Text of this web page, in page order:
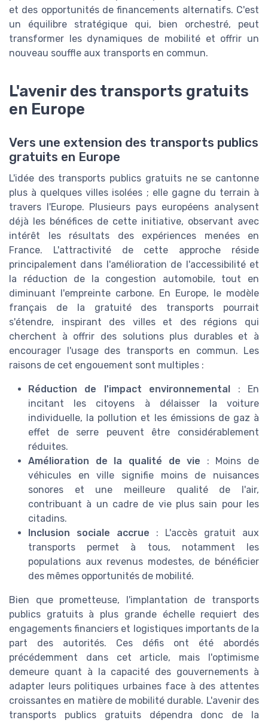
et des opportunités de financements alternatifs. C'est
un équilibre stratégique qui, bien orchestré, peut
transformer les dynamiques de mobilité et offrir un
nouveau souffle aux transports en commun.
L'avenir des transports gratuits
en Europe
Vers une extension des transports publics
gratuits en Europe
L'idée des transports publics gratuits ne se cantonne
plus à quelques villes isolées ; elle gagne du terrain à
travers l'Europe. Plusieurs pays européens analysent
déjà les bénéfices de cette initiative, observant avec
intérêt les résultats des expériences menées en
France. L'attractivité de cette approche réside
principalement dans l'amélioration de l'accessibilité et
la réduction de la congestion automobile, tout en
diminuant l'empreinte carbone. En Europe, le modèle
français de la gratuité des transports pourrait
s'étendre, inspirant des villes et des régions qui
cherchent à offrir des solutions plus durables et à
encourager l'usage des transports en commun. Les
raisons de cet engouement sont multiples :
Réduction de l'impact environnemental
: En
incitant les citoyens à délaisser la voiture
individuelle, la pollution et les émissions de gaz à
effet de serre peuvent être considérablement
réduites.
Amélioration de la qualité de vie : Moins de
véhicules en ville signifie moins de nuisances
sonores et une meilleure qualité de l'air,
contribuant à un cadre de vie plus sain pour les
citadins.
Inclusion sociale accrue : L'accès gratuit aux
transports permet à tous, notamment les
populations aux revenus modestes, de bénéficier
des mêmes opportunités de mobilité.
Bien que prometteuse, l'implantation de transports
publics gratuits à plus grande échelle requiert des
engagements financiers et logistiques importants de la
part des autorités. Ces défis ont été abordés
précédemment dans cet article, mais l'optimisme
demeure quant à la capacité des gouvernements à
adapter leurs politiques urbaines face à des attentes
croissantes en matière de mobilité durable. L'avenir des
transports publics gratuits dépendra donc de la